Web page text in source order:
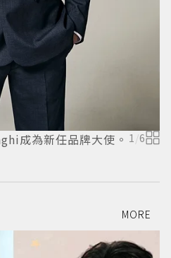
成為新任品牌大使。 1/6
MORE